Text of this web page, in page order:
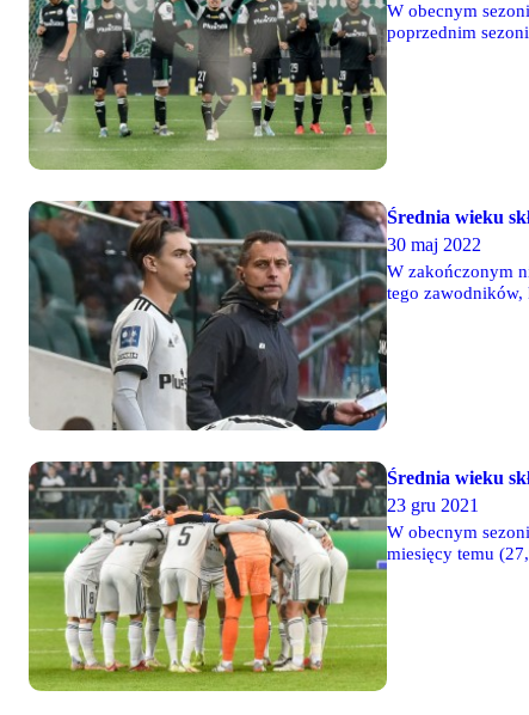
W obecnym
poprzednim
Średnia wieku
30 maj 2022
W zakończonym
tego zawodników,
Średnia wieku
23 gru 2021
W obecnym
miesięcy temu